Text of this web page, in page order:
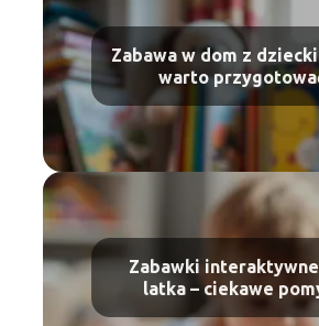
Zabawa w dom z
warto
Zabawki
latka – ciekawe